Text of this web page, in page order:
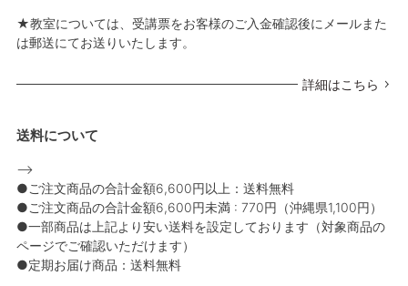
★教室については、受講票をお客様のご入金確認後にメールまた
は郵送にてお送りいたします。
詳細はこちら
送料について
-->
●ご注文商品の合計金額6,600円以上：送料無料
●ご注文商品の合計金額6,600円未満 : 770円（沖縄県1,100円）
●一部商品は上記より安い送料を設定しております（対象商品の
ページでご確認いただけます）
●定期お届け商品：送料無料